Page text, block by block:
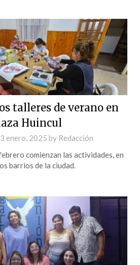
talleres de verano en
Huincul
enero, 2025 by Redacción
comienzan las actividades, en
barrios de la ciudad.